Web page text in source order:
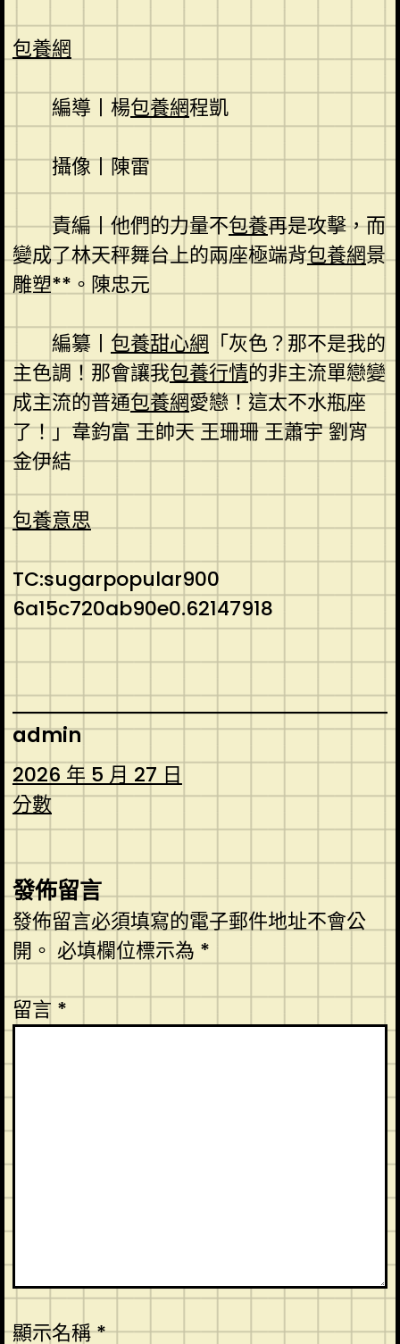
包養網
編導丨楊包養網程凱
攝像丨陳雷
責編丨他們的力量不包養再是攻擊，而
變成了林天秤舞台上的兩座極端背包養網景
雕塑**。陳忠元
編纂丨 包養甜心網 「灰色？那不是我的
主色調！那會讓我包養行情的非主流單戀變
成主流的普通包養網愛戀！這太不水瓶座
了！」韋鈞富 王帥天 王珊珊 王蕭宇 劉宵
金伊結
包養意思
TC:sugarpopular900
6a15c720ab90e0.62147918
admin
2026 年 5 月 27 日
分數
發佈留言
發佈留言必須填寫的電子郵件地址不會公
開。 必填欄位標示為 *
留言 *
顯示名稱*